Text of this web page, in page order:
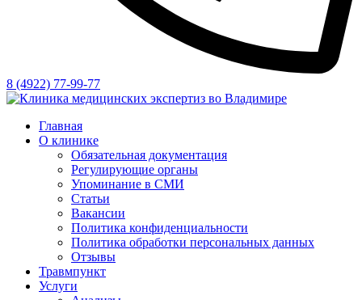
8 (4922) 77-99-77
Главная
О клинике
Обязательная документация
Регулирующие органы
Упоминание в СМИ
Статьи
Вакансии
Политика конфиденциальности
Политика обработки персональных данных
Отзывы
Травмпункт
Услуги